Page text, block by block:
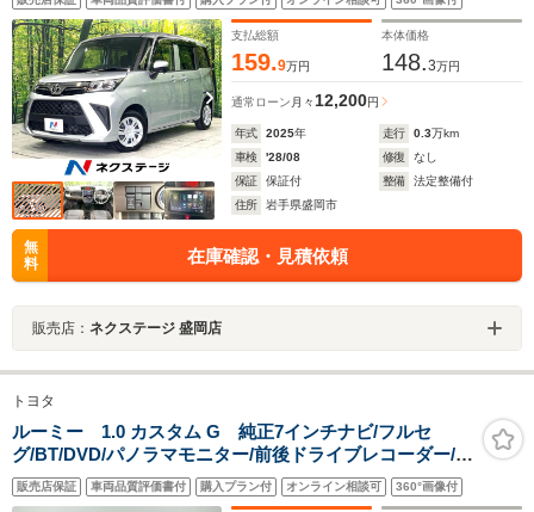
ートハイビーム 車線逸脱警報 オートライト
支払総額
159.9万円
本体価格
148.3万円
通常ローン 月々12,200円
年式 2025年 走行 0.3万km
車検
'28/08 修復
なし
保証
保証付 整備
法定整備付
住所
岩手県盛岡市
無
料
在庫確認・見積依頼
販売店： ネクステージ 盛岡店
トヨタ
ルーミー 1.0 カスタム G 純正7インチナビ/フルセ
グ/BT/DVD/パノラマモニター/前後ドライブレコーダー/パ
ーキングアシスト/スマートアシストIII/アダプティブクル
ーズコントロール/両側パワースライドドア/ビルトイン
販売店保証 車両品質評価書付 購入プラン付 オンライン相談可 360°画像付